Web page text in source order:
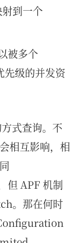
到一个
被多个
级的并发资
式查询。不
相互影响，相
但 APF 机制
。那在何时